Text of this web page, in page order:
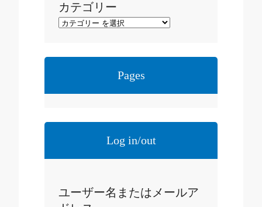
カテゴリー
Pages
Log in/out
ユーザー名またはメールア